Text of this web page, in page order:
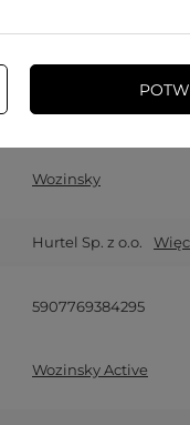
19,99 PLN / szt.
Wozinsky
Hurtel Sp. z o.o.
5907769384295
Wozinsky Active